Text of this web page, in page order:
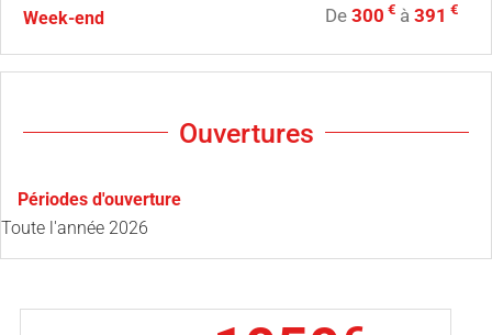
Week-end De 300 € à 391 €
Ouvertures
Périodes d'ouverture
Toute l'année 2026